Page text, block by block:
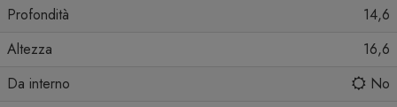
Profondità
14,6
Altezza
16,6
Da interno
No